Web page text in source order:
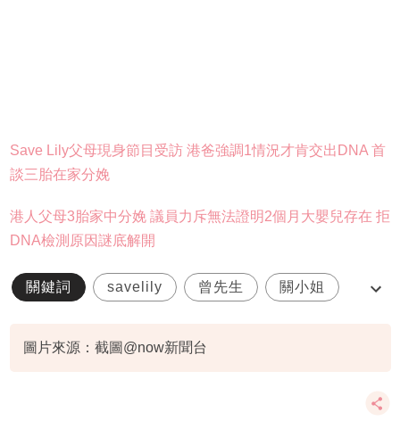
Save Lily父母現身節目受訪 港爸強調1情況才肯交出DNA 首
談三胎在家分娩
港人父母3胎家中分娩 議員力斥無法證明2個月大嬰兒存在 拒
DNA檢測原因謎底解開
關鍵詞 savelily 曾先生 關小姐
圖片來源：截圖@now新聞台